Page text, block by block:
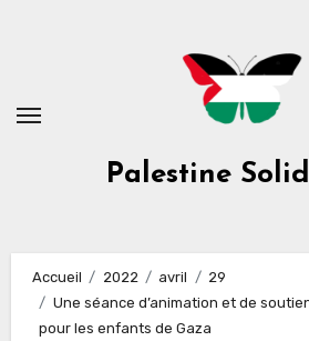
Palestine
Accueil 2022 avril
29
Une séance d’animation et de
pour les enfants de Gaza